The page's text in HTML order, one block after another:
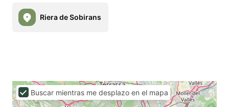
Riera de Sobirans
Buscar mientras me desplazo en el mapa